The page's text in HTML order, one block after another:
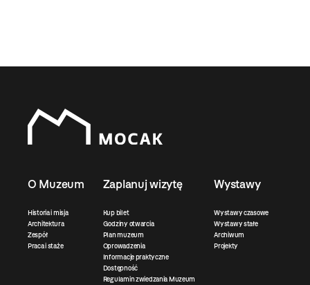
O Muzeum
Historia i misja
Architektura
Zespół
Praca i staże
Zaplanuj wizytę
Kup bilet
Godziny otwarcia
Plan muzeum
Oprowadzenia
Informacje praktyczne
Dostępność
Regulamin zwiedzania Muzeum
Wystawy
Wystawy czasowe
Wystawy stałe
Archiwum
Projekty